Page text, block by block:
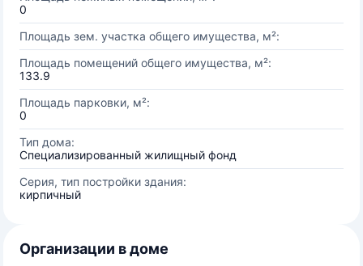
0
Площадь зем. участка общего имущества, м²:
Площадь помещений общего имущества, м²:
133.9
Площадь парковки, м²:
0
Тип дома:
Специализированный жилищный фонд
Серия, тип постройки здания:
кирпичный
Организации в доме